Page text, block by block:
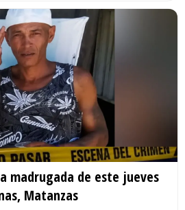
madrugada de este jueves
Matanzas